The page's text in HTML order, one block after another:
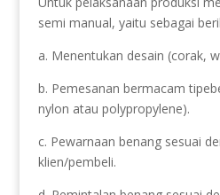
semi manual, yaitu sebagai
a. Menentukan desain (corak,
b. Pemesanan bermacam
nylon atau polypropylene).
c. Pewarnaan benang sesuai
klien/pembeli.